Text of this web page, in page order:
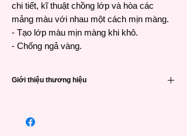
chi tiết, kĩ thuật chồng lớp và hòa các
mảng màu với nhau một cách mịn màng.
- Tạo lớp màu mịn màng khi khô.
- Chống ngả vàng.
Giới thiệu thương hiệu
hàng đầu đến từ Anh Quốc và có lịch sử rất